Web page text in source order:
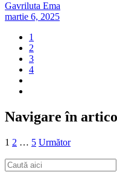
Gavriluta Ema
martie 6, 2025
1
2
3
4
Navigare în
1 2 … 5 Următor